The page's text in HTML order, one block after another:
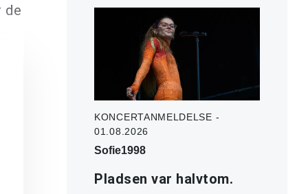
de
KONCERTANMELDELSE -
01.08.2026
Sofie1998
Pladsen var halvtom.